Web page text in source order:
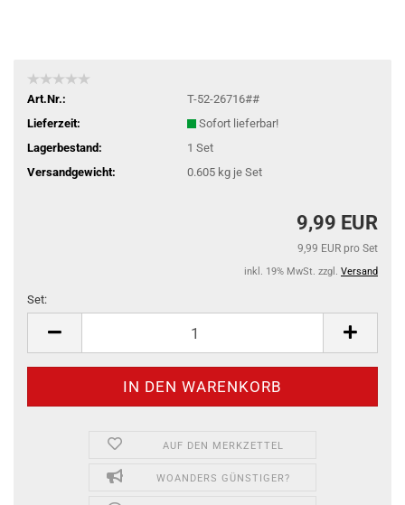
Art.Nr.:
T-52-26716##
Lieferzeit:
Sofort lieferbar!
Lagerbestand:
1 Set
Versandgewicht:
0.605kg je Set
9,99 EUR
9,99 EUR pro Set
inkl. 19% MwSt. zzgl. Versand
Set:
AUF DEN MERKZETTEL
WOANDERS GÜNSTIGER?